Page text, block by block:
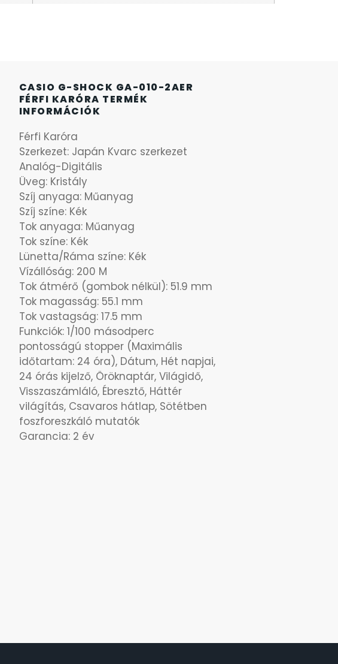
CASIO G-SHOCK GA-010-2AER
FÉRFI KARÓRA TERMÉK
INFORMÁCIÓK
Férfi Karóra
Szerkezet: Japán Kvarc szerkezet
Analóg-Digitális
Üveg: Kristály
Szíj anyaga: Műanyag
Szíj színe: Kék
Tok anyaga: Műanyag
Tok színe: Kék
Lünetta/Ráma színe: Kék
Vízállóság: 200 M
Tok átmérő (gombok nélkül): 51.9 mm
Tok magasság: 55.1 mm
Tok vastagság: 17.5 mm
Funkciók: 1/100 másodperc
pontosságú stopper (Maximális
időtartam: 24 óra), Dátum, Hét napjai,
24 órás kijelző, Öröknaptár, Világidő,
Visszaszámláló, Ébresztő, Háttér
világítás, Csavaros hátlap, Sötétben
foszforeszkáló mutatók
Garancia: 2 év